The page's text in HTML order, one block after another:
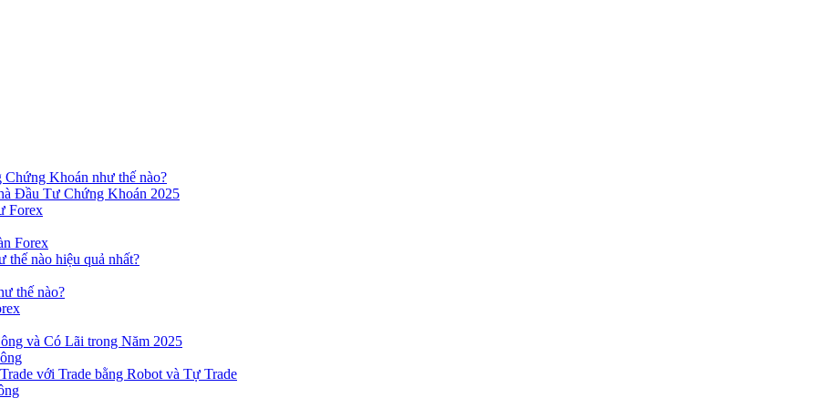
Khoán như thế nào?
Đầu Tư Chứng Khoán 2025
Forex
Forex
nào hiệu quả nhất?
thế nào?
và Có Lãi trong Năm 2025
với Trade bằng Robot và Tự Trade